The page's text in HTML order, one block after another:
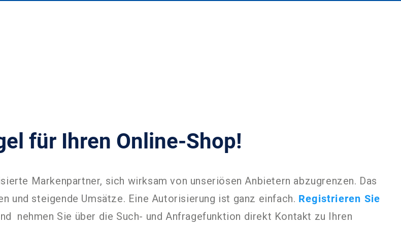
für Ihren Online-Shop!
Markenpartner, sich wirksam von unseriösen Anbietern abzugrenzen. Das
und steigende Umsätze. Eine Autorisierung ist ganz einfach. Registrieren Sie
nehmen Sie über die Such- und Anfragefunktion direkt Kontakt zu Ihren